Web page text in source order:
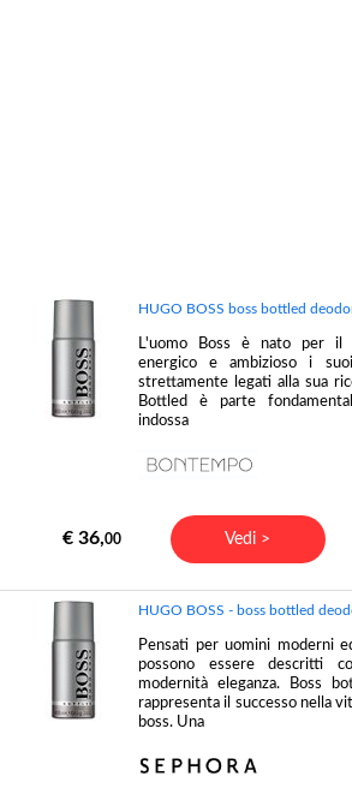
HUGO BOSS boss bottled
L'uomo Boss è nato per il
energico e ambizioso i
strettamente legati alla sua
Bottled è parte
indossa
€ 36,00 Vedi >
HUGO BOSS - boss bottled
Pensati per uomini moderni
possono essere descritti
modernità eleganza. Boss
rappresenta il successo nella
boss. Una